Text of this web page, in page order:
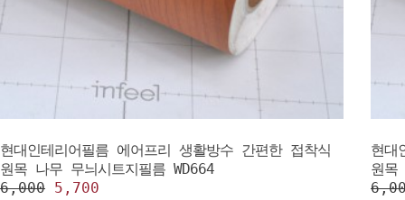
현대인테리어필름 에어프리 생활방수 간편한 접착식
원목 나무 무늬시트지필름 WD664
6,000 5,700
현대
원목